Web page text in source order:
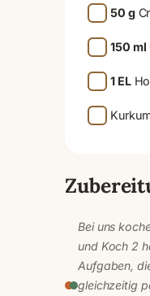
50 g
150 ml
1 EL
Bei uns
und Koch 2
Aufgaben,
gleichzeitig